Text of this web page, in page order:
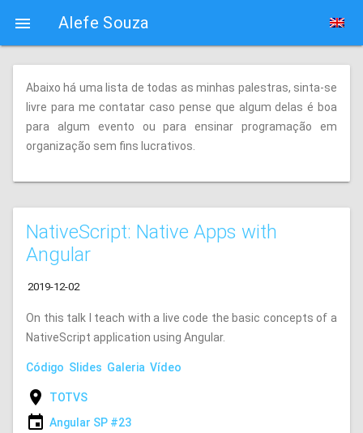
 Alefe Souza
Abaixo há uma lista de todas as minhas palestras, sinta-se
livre para me contatar caso pense que algum delas é boa
para algum evento ou para ensinar programação em
organização sem fins lucrativos.
NativeScript: Native Apps with
Angular
2019-12-02
On this talk I teach with a live code the basic concepts of a
NativeScript application using Angular.
Código Slides Galeria Vídeo
location_on TOTVS
event Angular SP #23